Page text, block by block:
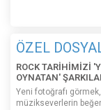
ÖZEL
ROCK TARİHİMİZİ
OYNATAN'
Yeni fotoğrafı görmek,
müzikseverlerin